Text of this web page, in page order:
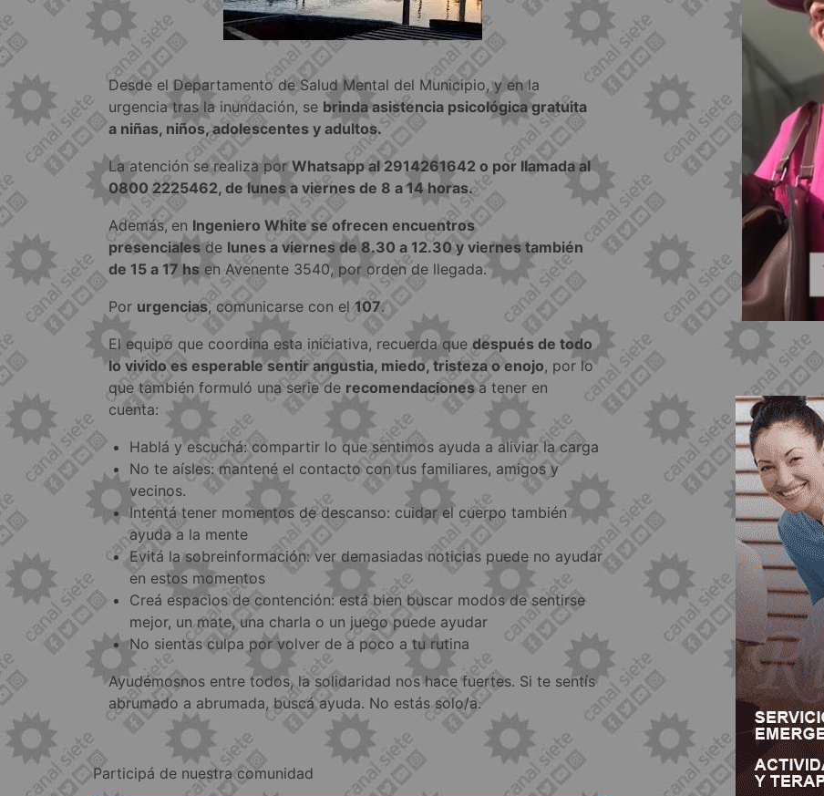
Desde el Departamento de Salud Mental del Municipio, y en la
urgencia tras la inundación, se brinda asistencia psicológica gratuita
a niñas, niños, adolescentes y adultos.
La atención se realiza porWhatsapp al 2914261642 o por llamada al
0800 2225462, de lunes a viernes de 8 a 14 horas.
Además, en Ingeniero White se ofrecen encuentros
presencialesde lunes a viernes de 8.30 a 12.30 y viernes también
de 15 a 17 hsen Avenente 3540, por orden de llegada.
Por urgencias, comunicarse con el107.
El equipo que coordina esta iniciativa, recuerda quedespués de todo
lo vivido es esperable sentir angustia, miedo, tristeza o enojo, por lo
que también formuló una serie de recomendacionesa tener en
cuenta:
Hablá y escuchá: compartir lo que sentimos ayuda a aliviar la carga
No te aísles: mantené el contacto con tus familiares, amigos y
vecinos.
Intentá tener momentos de descanso: cuidar el cuerpo también
ayuda a la mente
Evitá la sobreinformación: ver demasiadas noticias puede no ayudar
en estos momentos
Creá espacios de contención: está bien buscar modos de sentirse
mejor, un mate, una charla o un juego puede ayudar
No sientas culpa por volver de a poco a tu rutina
Ayudémosnos entre todos, la solidaridad nos hace fuertes. Si te sentís
abrumado a abrumada, buscá ayuda. No estás solo/a.
Participá de nuestra comunidad